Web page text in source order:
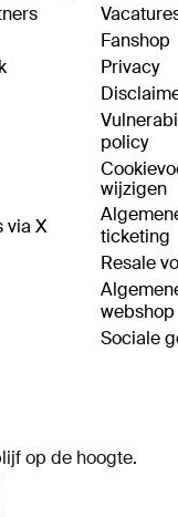
via X
Fanshop
Privacy
policy
wijzigen
ticketing
Resale
webshop
Sociale
op de hoogte.